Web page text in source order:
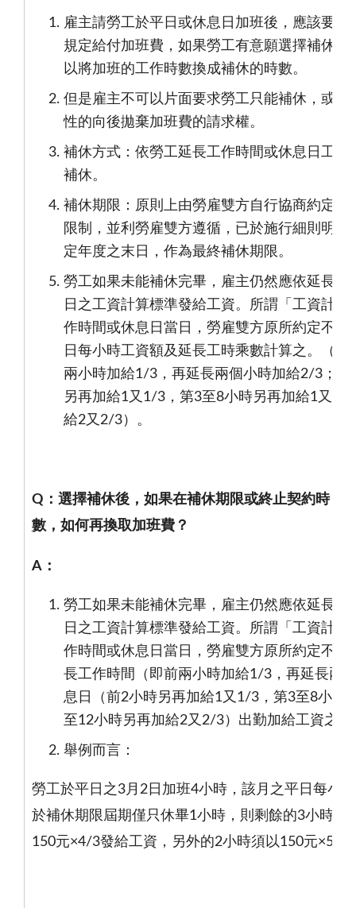
雇主請勞工於平日或休息日加班後，應該要按
規定給付加班費，如果勞工有意願選擇補休，
以將加班的工作時數換成補休的時數。
但是雇主不可以片面要求勞工只能補休，或是
性的向後拋棄加班費的請求權。
補休方式：依勞工延長工作時間或休息日工作
補休。
補休期限：原則上由勞雇雙方自行協商約定，
限制，並利勞雇雙方遵循，已於施行細則明
定年度之末日，作為最終補休期限。
勞工如果未能補休完畢，雇主仍然應依延長工
日之工資計算標準發給工資。所謂「工資計
作時間或休息日當日，勞雇雙方原所約定不低
日每小時工資額及延長工時乘數計算之。（
兩小時加給1/3 ，再延長兩個小時加給2/3 ；
另再加給1又 1/3 ，第3至8小時另再加給1又
給2又2/3）。
Q ： 選擇補休後，如果在補休期限或終止契約時，
數，如何再換取加班費？
A ：
勞工如果未能補休完畢，雇主仍然應依延長工
日之工資計算標準發給工資。所謂「工資計
作時間或休息日當日，勞雇雙方原所約定不低
長工作時間（即前兩小時加給1/3 ，再延長兩
息日（前2小時另再加給1又 1/3 ，第3至8小時
至12小時另再加給2又2/3）出勤加給工資之
舉例而言：
勞工於平日之 3月 2 日加班4小時，該月之平日每小
於補休期限屆期僅只休畢1小時，則剩餘的3小時中
150元×4/3發給工資，另外的2小時須以150元×5/3